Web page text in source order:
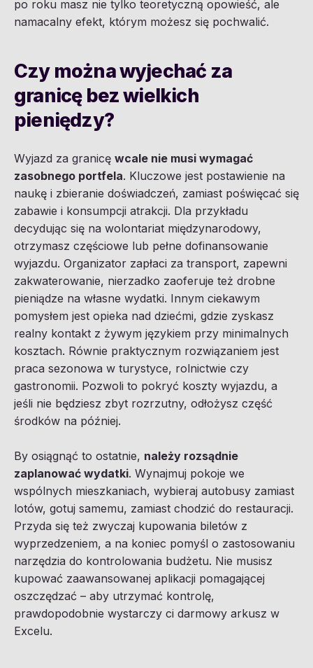
po roku masz nie tylko teoretyczną opowieść, ale
namacalny efekt, którym możesz się pochwalić.
Czy można wyjechać za
granicę bez wielkich
pieniędzy?
Wyjazd za granicę wcale nie musi wymagać
zasobnego portfela. Kluczowe jest postawienie na
naukę i zbieranie doświadczeń, zamiast poświęcać się
zabawie i konsumpcji atrakcji. Dla przykładu
decydując się na wolontariat międzynarodowy,
otrzymasz częściowe lub pełne dofinansowanie
wyjazdu. Organizator zapłaci za transport, zapewni
zakwaterowanie, nierzadko zaoferuje też drobne
pieniądze na własne wydatki. Innym ciekawym
pomysłem jest opieka nad dziećmi, gdzie zyskasz
realny kontakt z żywym językiem przy minimalnych
kosztach. Równie praktycznym rozwiązaniem jest
praca sezonowa w turystyce, rolnictwie czy
gastronomii. Pozwoli to pokryć koszty wyjazdu, a
jeśli nie będziesz zbyt rozrzutny, odłożysz część
środków na później.
By osiągnąć to ostatnie, należy rozsądnie
zaplanować wydatki. Wynajmuj pokoje we
wspólnych mieszkaniach, wybieraj autobusy zamiast
lotów, gotuj samemu, zamiast chodzić do restauracji.
Przyda się też zwyczaj kupowania biletów z
wyprzedzeniem, a na koniec pomyśl o zastosowaniu
narzędzia do kontrolowania budżetu. Nie musisz
kupować zaawansowanej aplikacji pomagającej
oszczędzać – aby utrzymać kontrolę,
prawdopodobnie wystarczy ci darmowy arkusz w
Excelu.